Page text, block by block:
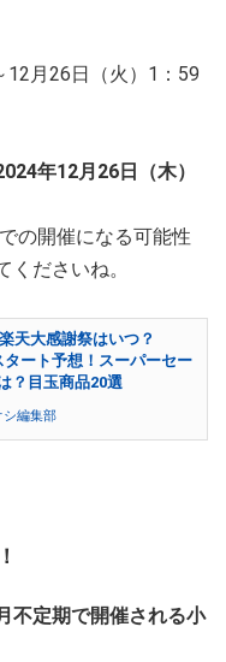
月26日（火）1：59
年12月26日（木）
の開催になる可能性
ださいね。
天大感謝祭はいつ？
タート予想！スーパーセー
？目玉商品20選
シ編集部
不定期で開催される小